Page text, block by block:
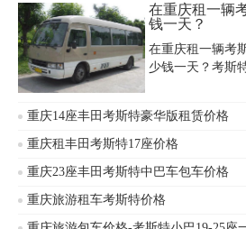
在重庆租一辆
钱一天？
在重庆租一辆考
少钱一天？考斯
众多广受欢迎的
是其中的一项。
重庆14座丰田考斯特豪华版租赁价格
重庆租丰田考斯特17座价格
重庆23座丰田考斯特中巴车包车价格
重庆旅游租车考斯特价格